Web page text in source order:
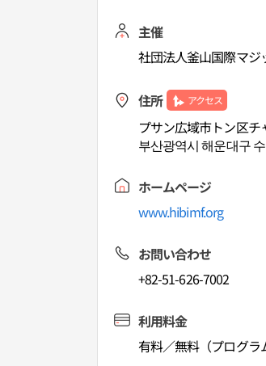
主催
社団法人釜山国際マジ
住所 アクセス
プサン広域市トン区
부산광역시 해운대구
ホームページ
www.hibimf.org
お問い合わせ
+82-51-626-7002
利用料金
有料／無料（プログラ